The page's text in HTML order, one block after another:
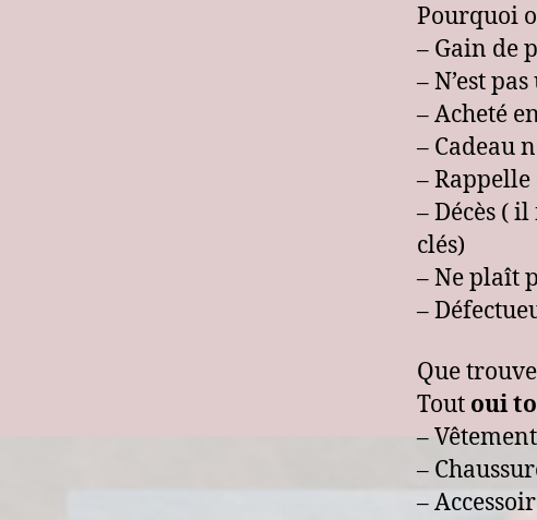
Pourquoi
– Gain de
– N’est
– Acheté
– Cadeau
–
– Décès (
clés)
– Ne plaît
–
Que
Tout oui
–
–
–